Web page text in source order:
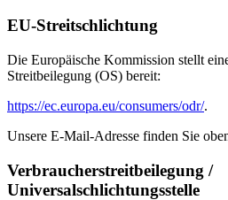
EU-Streitschlichtung
Die Europäische Kommission stellt
Streitbeilegung (OS) bereit:
https://ec.europa.eu/consumers/odr/.
Unsere E-Mail-Adresse finden Sie
Verbraucherstreitbeilegung /
Universalschlichtungsstelle